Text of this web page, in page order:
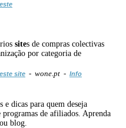
sites de compras colectivas
por categoria de
site - wone.pt - Info
dicas para quem deseja
de afiliados. Aprenda
ou blog.